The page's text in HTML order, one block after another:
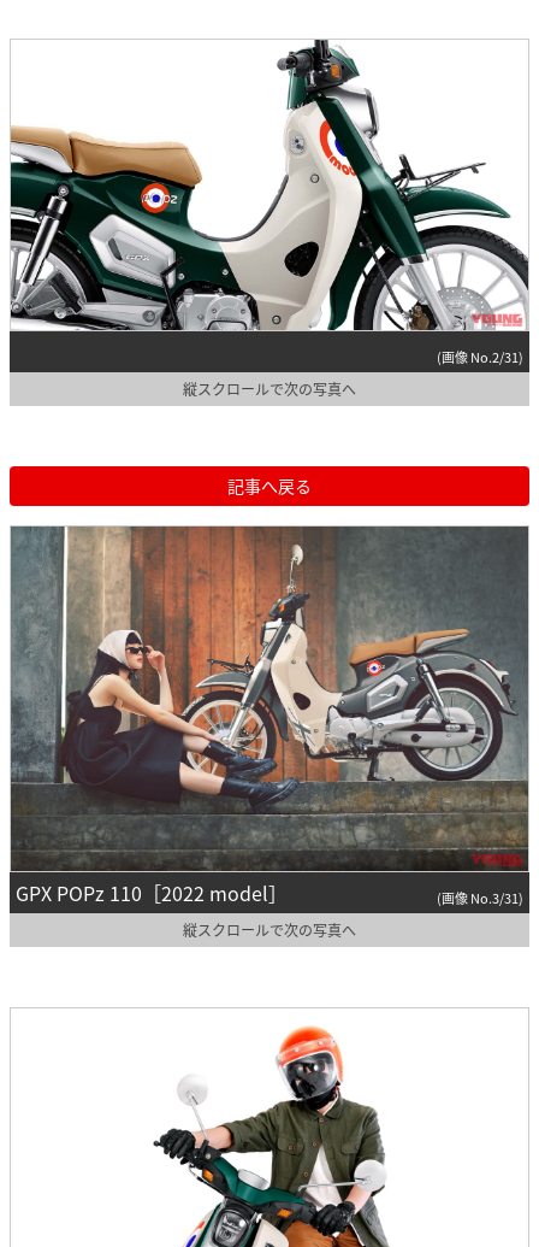
(画像 No.2/31)
縦スクロールで次の写真へ
記事へ戻る
GPX POPz 110［2022 model］ (画像 No.3/31)
縦スクロールで次の写真へ